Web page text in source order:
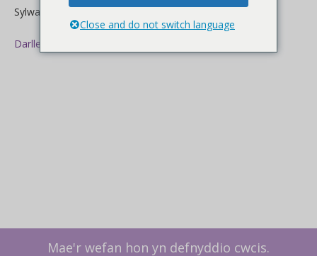
Sylwadau wedi eu Diffoddar
Darllen mwy
Close and do not switch language
Mae'r wefan hon yn defnyddio cwcis.